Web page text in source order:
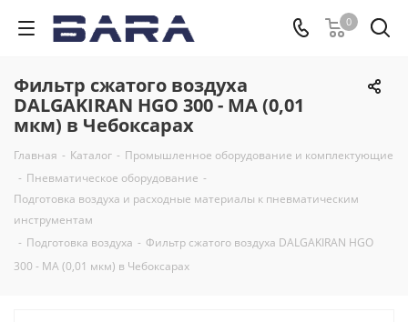
0
Фильтр сжатого воздуха
DALGAKIRAN HGO 300 - MA (0,01
мкм) в Чебоксарах
Главная - Каталог - Промышленное оборудование и комплектующие
- Пневматическое оборудование -
Подготовка воздуха и расходные материалы к пневматическим
инструментам
- Подготовка воздуха - Фильтр сжатого воздуха DALGAKIRAN HGO
300 - MA (0,01 мкм) в Чебоксарах